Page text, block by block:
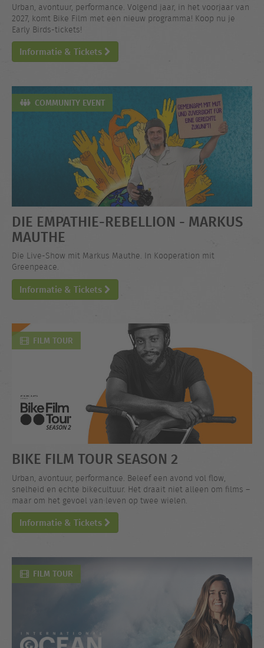
Urban, avontuur, performance. Volgend jaar, in het voorjaar van
2027, komt Bike Film met een nieuw programma! Koop nu je
Early Birds-tickets!
Informatie & Tickets
COMMUNITY EVENT
DIE EMPATHIE-REBELLION - MARKUS
MAUTHE
Die Live-Show mit Markus Mauthe. In Kooperation mit
Greenpeace.
Informatie & Tickets
FILM TOUR
BIKE FILM TOUR SEASON 2
Urban, avontuur, performance. Beleef een avond vol flow,
snelheid en echte bikecultuur. Het draait niet alleen om films –
maar om het gevoel van leven op twee wielen.
Informatie & Tickets
FILM TOUR